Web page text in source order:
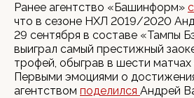
Ранее агентство «Башинформ»
что в сезоне НХЛ 2019/2020
29 сентября в составе «Тампы
выиграл самый престижный
трофей, обыграв в шести
Первыми эмоциями о
агентством поделился Андрей